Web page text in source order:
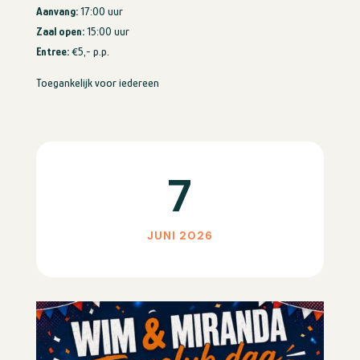
Aanvang:17:00 uur
Zaal open:15:00 uur
Entree:€5,- p.p.
Toegankelijk voor iedereen
7
JUNI 2026